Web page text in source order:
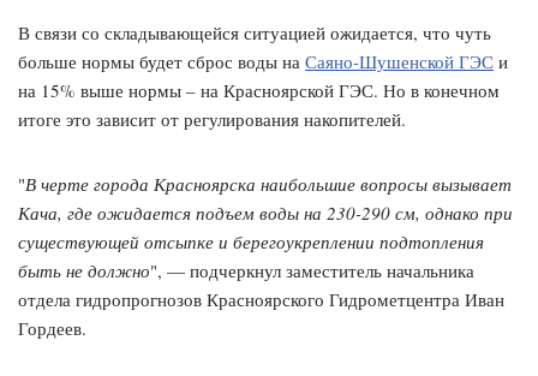
В связи со складывающейся ситуацией ожидается, что чуть
больше нормы будет сброс воды на Саяно-Шушенской ГЭС и
на 15% выше нормы – на Красноярской ГЭС. Но в конечном
итоге это зависит от регулирования накопителей.
"В черте города Красноярска наибольшие вопросы вызывает
Кача, где ожидается подъем воды на 230-290 см, однако при
существующей отсыпке и берегоукреплении подтопления
быть не должно", — подчеркнул заместитель начальника
отдела гидропрогнозов Красноярского Гидрометцентра Иван
Гордеев.